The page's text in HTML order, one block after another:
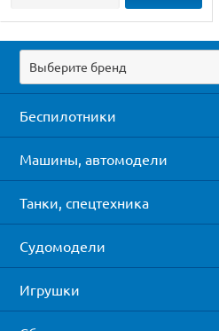
Выберите бренд
Беспилотники
Машины, автомодели
Танки, спецтехника
Судомодели
Игрушки